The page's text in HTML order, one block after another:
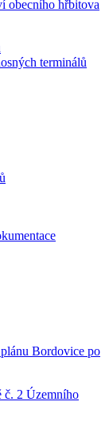
obecního hřbitova
terminálů
Bordovice po
č. 2 Územního